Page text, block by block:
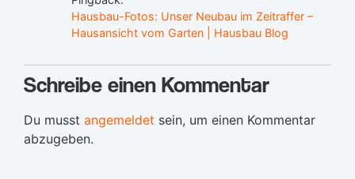
Hausbau-Fotos: Unser Neubau im Zeitraffer –
Hausansicht vom Garten | Hausbau Blog
Schreibe einen Kommentar
Du musst angemeldet sein, um einen Kommentar
abzugeben.